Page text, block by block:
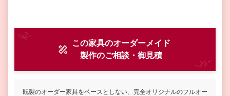
この家具のオーダーメイド
製作のご相談・御見積
既製のオーダー家具をベースとしない、完全オリジナルのフルオー